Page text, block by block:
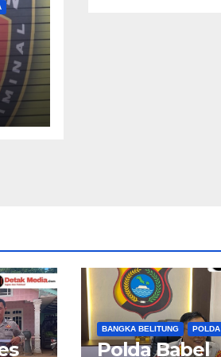
BANGKA BELITUNG POLDA
Polda Babel